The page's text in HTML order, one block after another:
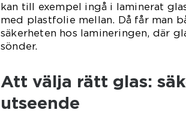
kan till exempel ingå i laminerat
med plastfolie mellan. Då får man
säkerheten hos lamineringen, där
sönder.
Att välja rätt glas:
utseende